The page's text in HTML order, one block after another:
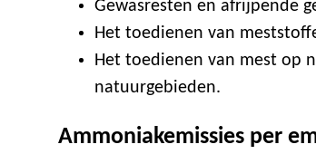
Gewasresten en afrijpende
Het toedienen van
Het toedienen van mest op
natuurgebieden.
Ammoniakemissies per